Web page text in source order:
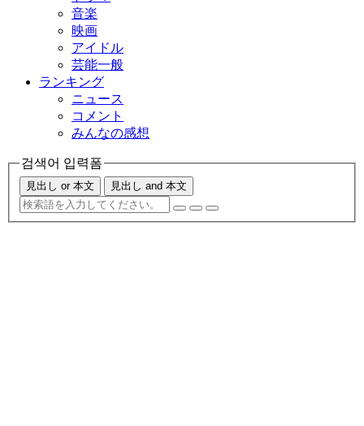
音楽
映画
アイドル
芸能一般
ランキング
ニュース
コメント
みんなの感想
검색어 입력폼
見出し or 本文 見出し and 本文